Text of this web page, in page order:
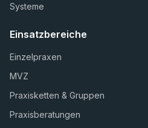
Systeme
Einsatzbereiche
Einzelpraxen
MVZ
Praxisketten & Gruppen
Praxisberatungen